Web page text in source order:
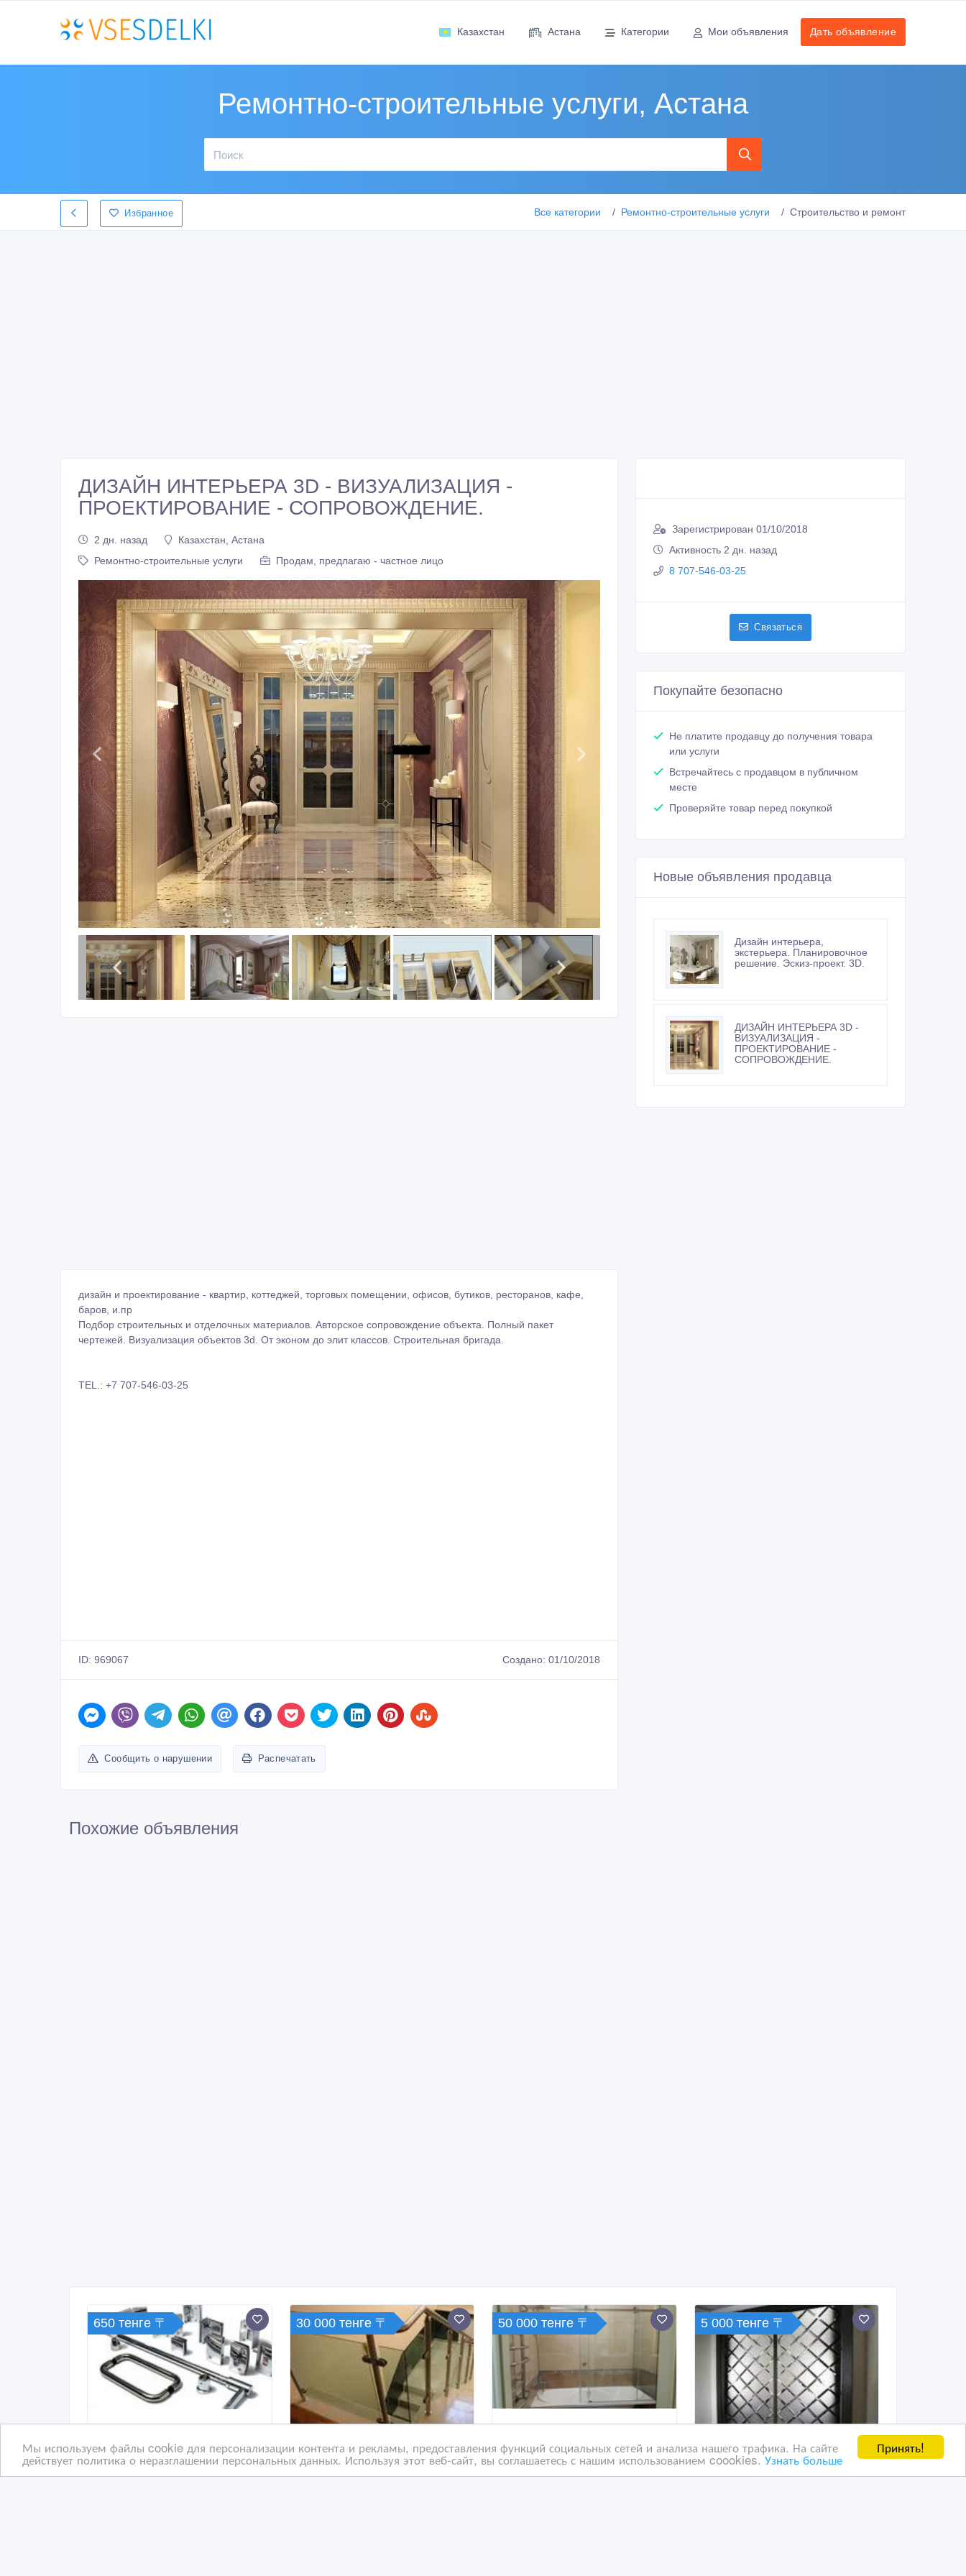
Принять!
Мы используем файлы cookie для персонализации контента и рекламы, предоставления функций социальных сетей и анализа нашего трафика. На сайте
действует политика о неразглашении персональных данных. Используя этот веб-сайт, вы соглашаетесь с нашим использованием coookies.Узнать больше
Казахстан Астана Категории Мои объявления Дать объявление
Ремонтно-строительные услуги, Астана
Избранное Все категории Ремонтно-строительные услуги Строительство и ремонт
ДИЗАЙН ИНТЕРЬЕРА 3D - ВИЗУАЛИЗАЦИЯ -
ПРОЕКТИРОВАНИЕ - СОПРОВОЖДЕНИЕ.
2 дн. назад
Казахстан, Астана
Ремонтно-строительные услуги
Продам, предлагаю - частное лицо
дизайн и проектирование - квартир, коттеджей, торговых помещении, офисов, бутиков, ресторанов, кафе,
баров, и.пр
Подбор строительных и отделочных материалов. Авторское сопровождение объекта. Полный пакет
чертежей. Визуализация объектов 3d. От эконом до элит классов. Строительная бригада.
TEL.: +7 707-546-03-25
ID: 969067 Создано: 01/10/2018
Сообщить о нарушении Распечатать
Зарегистрирован 01/10/2018
Активность 2 дн. назад
8 707-546-03-25
Связаться
Покупайте безопасно
Не платите продавцу до получения товара
или услуги
Встречайтесь с продавцом в публичном
месте
Проверяйте товар перед покупкой
Новые объявления продавца
Дизайн интерьера,
экстерьера. Планировочное
решение. Эскиз-проект. 3D.
ДИЗАЙН ИНТЕРЬЕРА 3D -
ВИЗУАЛИЗАЦИЯ -
ПРОЕКТИРОВАНИЕ -
СОПРОВОЖДЕНИЕ.
Похожие объявления
650 тенге 〒 30 000 тенге 〒 50 000 тенге 〒 5 000 тенге 〒